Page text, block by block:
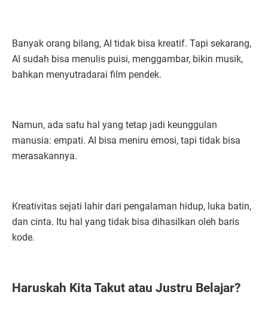
Banyak orang bilang, AI tidak bisa kreatif. Tapi sekarang,
AI sudah bisa menulis puisi, menggambar, bikin musik,
bahkan menyutradarai film pendek.
Namun, ada satu hal yang tetap jadi keunggulan
manusia: empati. AI bisa meniru emosi, tapi tidak bisa
merasakannya.
Kreativitas sejati lahir dari pengalaman hidup, luka batin,
dan cinta. Itu hal yang tidak bisa dihasilkan oleh baris
kode.
Haruskah Kita Takut atau Justru Belajar?